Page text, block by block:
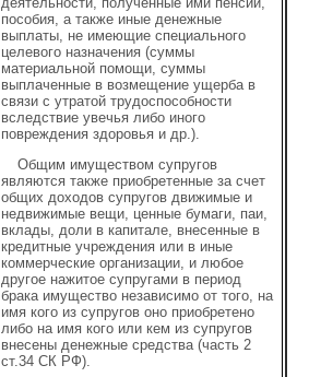
пособия, а также иные денежные
выплаты, не имеющие специального
целевого назначения (суммы
материальной помощи, суммы
выплаченные в возмещение ущерба в
связи с утратой трудоспособности
вследствие увечья либо иного
повреждения здоровья и др.).
Общим имуществом супругов
являются также приобретенные за счет
общих доходов супругов движимые и
недвижимые вещи, ценные бумаги, паи,
вклады, доли в капитале, внесенные в
кредитные учреждения или в иные
коммерческие организации, и любое
другое нажитое супругами в период
брака имущество независимо от того, на
имя кого из супругов оно приобретено
либо на имя кого или кем из супругов
внесены денежные средства (часть 2
ст.34 СК РФ).